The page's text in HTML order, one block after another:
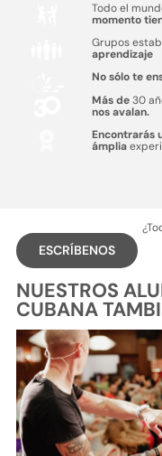
Todo el
momento
Grupos
aprendizaje
No sólo te
Más de30
nos avalan.
Encontrarás
ámplia
ESCRÍBENOS
NUESTROS
CUBANA